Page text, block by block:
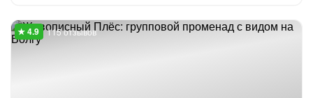
115 отзывов